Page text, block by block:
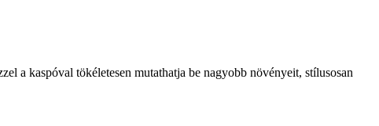
a kaspóval tökéletesen mutathatja be nagyobb növényeit, stílusosan